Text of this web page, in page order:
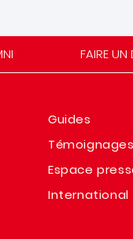
FAIRE
Guides
Témoignages
Espace
International